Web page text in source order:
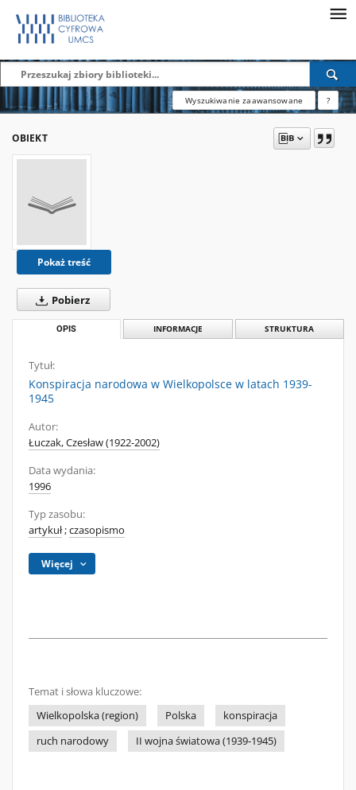
Wyszukiwanie zaawansowane ?
OBIEKT
Pokaż treść
Pobierz
OPIS INFORMACJE STRUKTURA
Tytuł:
Konspiracja narodowa w Wielkopolsce w latach 1939-
1945
Autor:
Łuczak, Czesław (1922-2002)
Data wydania:
1996
Typ zasobu:
artykuł;czasopismo
Więcej
Temat i słowa kluczowe:
Wielkopolska (region)
Polska
konspiracja
ruch narodowy
II wojna światowa (1939-1945)